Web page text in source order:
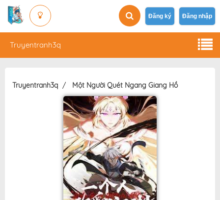
Đăng ký Đăng nhập
Truyentranh3q
Truyentranh3q Một Người Quét Ngang Giang Hồ